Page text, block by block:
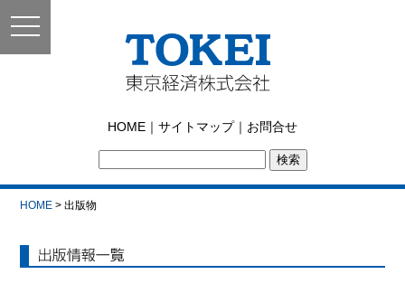
TOKEI
HOME ｜ サイトマップ｜ お問合せ
HOME > 出版物
toggle
navigation